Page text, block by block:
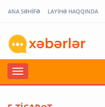
ANA SƏHİFƏ LAYİHƏ HAQQINDA